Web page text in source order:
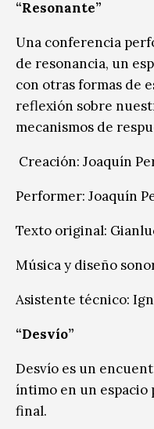
“Resonante”
Una conferencia
de resonancia, un
con otras formas de
reflexión sobre
mecanismos de
Creación: Joaquín
Performer: Joaquín
Texto original:
Música y diseño
Asistente técnico:
“Desvío”
Desvío es un
íntimo en un espacio
final.